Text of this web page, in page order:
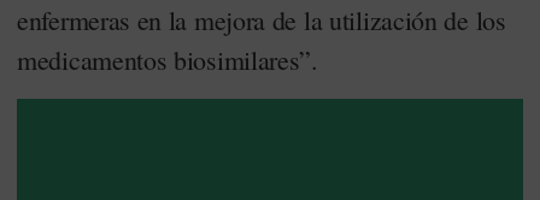
enfermeras en la mejora de la utilización de los
medicamentos biosimilares”.